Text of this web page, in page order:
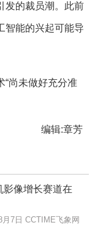
发的裁员潮。此前
智能的兴起可能导
“尚未做好充分准
编辑:章芳
影像增长赛道在
月7日 CCTIME飞象网